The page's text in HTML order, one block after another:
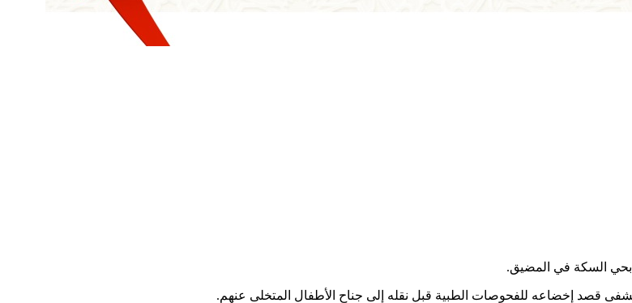
بحي السكة في المضيق.
قصد إخضاعه للفحوصات الطبية قبل نقله إلى جناح الأطفال المتخلى عنهم.